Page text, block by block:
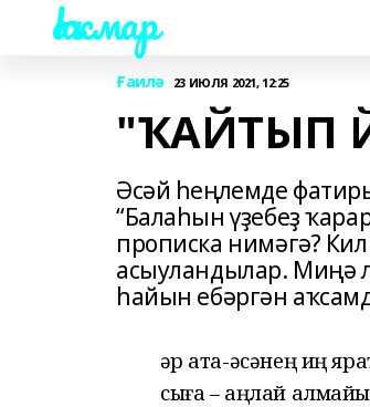
Һаҡмар
Ғаилә 23 ИЮЛЯ 2021, 12:25
"ҠАЙТЫП
Әсәй һеңлемде
“Балаһын үҙебеҙ
прописка нимәгә?
асыуландылар. Миңә
һайын ебәргән
Һәр ата-әсәнең иң
сыға – аңлай